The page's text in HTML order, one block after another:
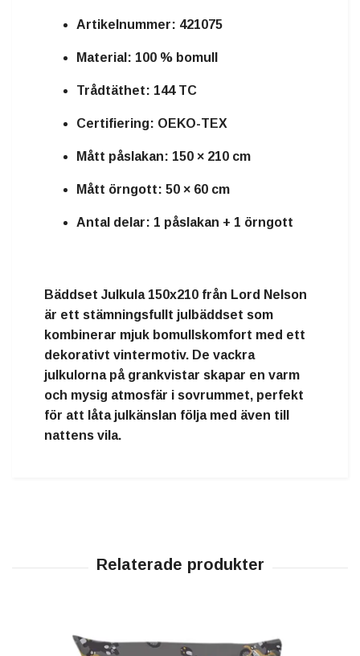
Artikelnummer: 421075
Material: 100 % bomull
Trådtäthet: 144 TC
Certifiering: OEKO-TEX
Mått påslakan: 150 × 210 cm
Mått örngott: 50 × 60 cm
Antal delar: 1 påslakan + 1 örngott
Bäddset Julkula 150x210 från Lord Nelson
är ett stämningsfullt julbäddset som
kombinerar mjuk bomullskomfort med ett
dekorativt vintermotiv. De vackra
julkulorna på grankvistar skapar en varm
och mysig atmosfär i sovrummet, perfekt
för att låta julkänslan följa med även till
nattens vila.